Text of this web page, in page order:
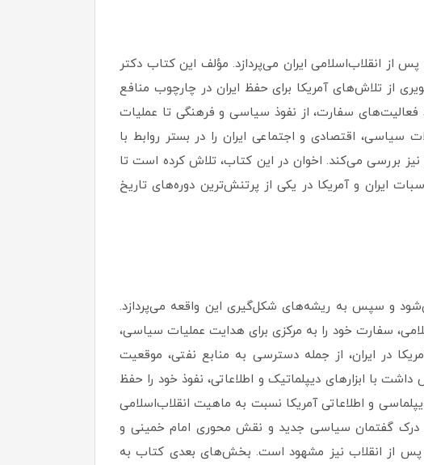
انقلاب‌اسلامی ایران می‌پردازد. مؤلف این کتاب دکتر
از تلاش‌های آمریکا برای حفظ ایران در چارچوب منافع
فعالیت‌های سفارت، از نفوذ سیاسی و فرهنگی تا عملیات
اقتصادی و اجتماعی ایران را در بستر روابط با
نیز بررسی می‌کند. اخوان در این کتاب، تلاش کرده است تا
ایران و آمریکا در یکی از پرتنش‌ترین دوره‌های تاریخ
و سپس به ریشه‌های شکل‌گیری این واقعه می‌پردازد.
سفارت خود را به مرکزی برای هدایت عملیات سیاسی،
در ایران، از جمله دسترسی به منابع نفتی، موقعیت
با ابزارهای دیپلماتیک و اطلاعاتی، نفوذ خود را حفظ
و اطلاعاتی آمریکا نسبت به ماهیت انقلاب‌اسلامی
در درک گفتمان سیاسی جدید و نقش محوری امام خمینی و
پس از انقلاب نیز مشهود است. بخش‌های بعدی کتاب به